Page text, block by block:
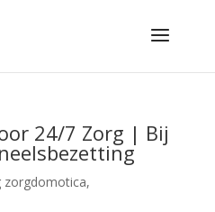
24/7 Zorg | Bij
zorgdomotica,